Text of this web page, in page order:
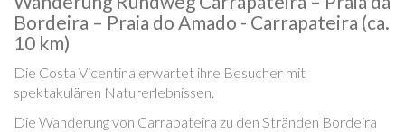
Bordeira – Praia do Amado - Carrapateira (ca.
10 km)
Die Costa Vicentina erwartet ihre Besucher mit
spektakulären Naturerlebnissen.
Die Wanderung von Carrapateira zu den Stränden Bordeira